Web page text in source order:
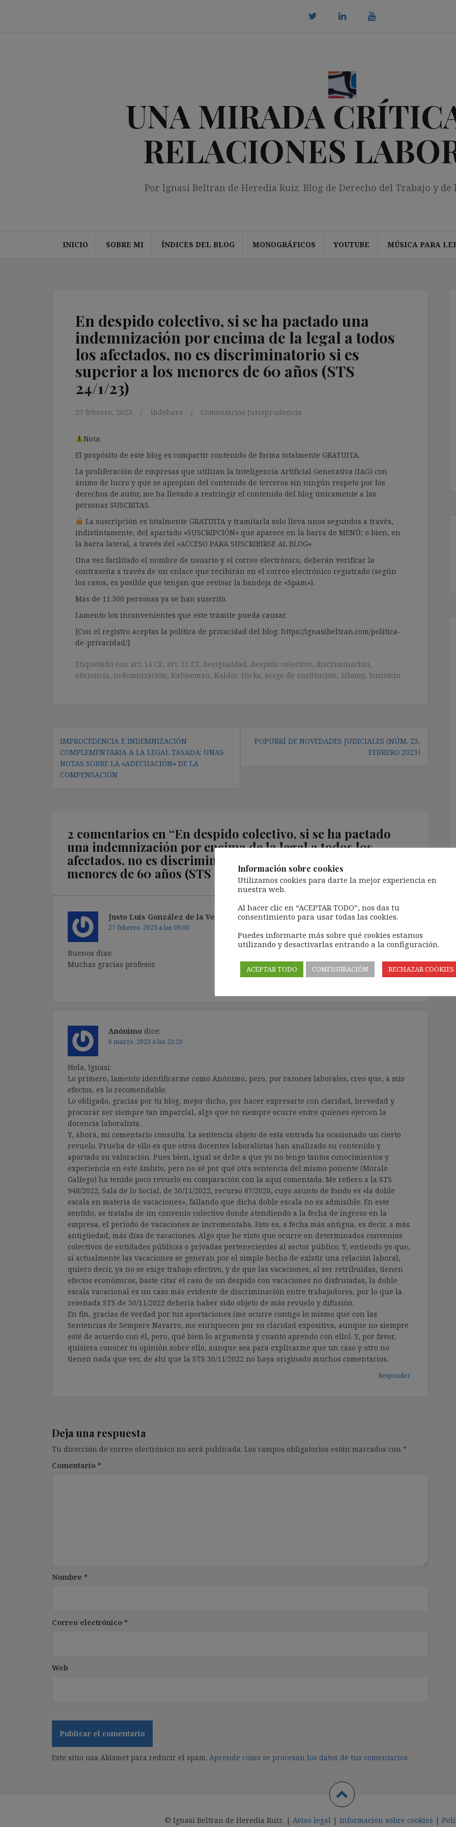
UNA MIRADA
RELACIONES
Por Ignasi Beltran de Heredia Ruiz. Blog de Derecho del Trabajo y de
INICIO SOBRE MI ÍNDICES DEL BLOG MONOGRÁFICOS YOUTUBE MÚSICA PARA
En despido colectivo, si se ha pactado una
indemnización por encima de la legal a todos
los afectados, no es discriminatorio si es
superior a los menores de 60 años (STS
24/1/23)
27 febrero, 2023 ibdehere Comentarios Jurisprudencia
Nota:
El propósito de este blog es compartir contenido de forma totalmente GRATUITA.
La proliferación de empresas que utilizan la Inteligencia Artificial Generativa (IAG) con
ánimo de lucro y que se apropian del contenido de terceros sin ningún respeto por los
derechos de autor, me ha llevado a restringir el contenido del blog únicamente a las
personas SUSCRITAS.
La suscripción es totalmente GRATUITA y tramitarla solo lleva unos segundos a través,
indistintamente, del apartado «SUSCRIPCIÓN» que aparece en la barra de MENÚ; o bien, en
la barra lateral, a través del «ACCESO PARA SUSCRIBIRSE AL BLOG».
Una vez facilitado el nombre de usuario y el correo electrónico, deberán verificar la
contraseña a través de un enlace que recibirán en el correo electrónico registrado (según
los casos, es posible que tengan que revisar la bandeja de «Spam»).
Más de 11.500 personas ya se han suscrito.
Lamento los inconvenientes que este trámite pueda causar.
[Con el registro aceptas la política de privacidad del blog: https://ignasibeltran.com/politica-
de-privacidad/]
Etiquetado con art. 14 CE, art. 51 ET, desigualdad, despido colectivo, discriminación,
eficiencia, indemnización, Kahneman, Kaldor-Hicks, sesgo de sustitución, Sibony, Sunstein
de
entradas
IMPROCEDENCIA E INDEMNIZACIÓN
COMPLEMENTARIA A LA LEGAL TASADA: UNAS
NOTAS SOBRE LA «ADECUACIÓN» DE LA
COMPENSACIÓN
POPURRÍ DE NOVEDADES JUDICIALES (NÚM. 23,
FEBRERO 2023)
2 comentarios en “En despido colectivo, si se ha pactado
una indemnización por encima de la legal a todos los
afectados, no es discriminatorio si es superior a los
menores de 60 años (STS 24/1/23)”
Justo Luis González de la Vega dice:
27 febrero, 2023 a las 09:00
Buenos días:
Muchas gracias profesor.
Anónimo dice:
6 marzo, 2023 a las 23:20
Hola, Ignasi:
Lo primero, lamento identificarme como Anónimo, pero, por razones laborales, creo que, a mis
efectos, es lo recomendable.
Lo obligado, gracias por tu blog, mejor dicho, por hacer expresarte con claridad, brevedad y
procurar ser siempre tan imparcial, algo que no siempre ocurre entre quienes ejercen la
docencia laboralista.
Y, ahora, mi comentario consulta. La sentencia objeto de esta entrada ha ocasionado un cierto
revuelo. Prueba de ello es que otros docentes laboralistas han analizado su contenido y
aportado su valoración. Pues bien, igual se debe a que yo no tengo tantos conocimientos y
experiencia en este ámbito, pero no sé por qué otra sentencia del mismo ponente (Moralo
Gallego) ha tenido poco revuelo en comparación con la aquí comentada. Me refiero a la STS
948/2022, Sala de lo Social, de 30/11/2022, recurso 87/2020, cuyo asunto de fondo es «la doble
escala en materia de vacaciones», fallando que dicha doble escala no es admisible. En este
sentido, se trataba de un convenio colectivo donde atendiendo a la fecha de ingreso en la
empresa, el período de vacaciones se incrementaba. Esto es, a fecha más antigua, es decir, a más
antigüedad, más días de vacaciones. Algo que he visto que ocurre en determinados convenios
colectivos de entidades públicas o privadas pertenecientes al sector público. Y, entiendo yo que,
si actualmente las vacaciones se generan por el simple hecho de existir una relación laboral,
quiero decir, ya no se exige trabajo efectivo, y de que las vacaciones, al ser retribuidas, tienen
efectos económicos, baste citar el caso de un despido con vacaciones no disfrutadas, la doble
escala vacacional es un caso más evidente de discriminación entre trabajadores, por lo que la
reseñada STS de 30/11/2022 debería haber sido objeto de más revuelo y difusión.
En fin, gracias de verdad por tus aportaciones (me ocurre contigo lo mismo que con las
Sentencias de Sempere Navarro, me enriquecen por su claridad expositiva, aunque no siempre
esté de acuerdo con él, pero, qué bien lo argumenta y cuanto aprendo con ello). Y, por favor,
quisiera conocer tu opinión sobre ello, aunque sea para explicarme que un caso y otro no
tienen nada que ver, de ahí que la STS 30/11/2022 no haya originado muchos comentarios.
Responder
Deja una respuesta
Tu dirección de correo electrónico no será publicada. Los campos obligatorios están marcados con *
Comentario *
Nombre *
Correo electrónico *
Web
Este sitio usa Akismet para reducir el spam. Aprende cómo se procesan los datos de tus comentarios.
© Ignasi Beltran de Heredia Ruiz. | Aviso legal | Información sobre cookies |
Información sobre cookies
Utilizamos cookies para darte la mejor experiencia en
nuestra web.
Al hacer clic en “ACEPTAR TODO”, nos das tu
consentimiento para usar todas las cookies.
Puedes informarte más sobre qué cookies estamos
utilizando y desactivarlas entrando a la configuración.
ACEPTAR TODO CONFIGURACIÓN RECHAZAR COOKIES